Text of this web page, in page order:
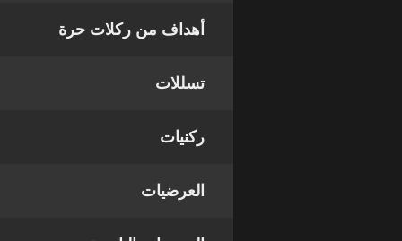
أهداف من ركلات حرة
تسللات
ركنيات
العرضيات